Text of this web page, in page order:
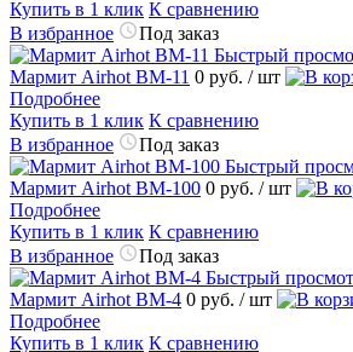
Купить в 1 клик К сравнению
В избранное
Под заказ
Быстрый
Мармит Airhot BM-11 0 руб. / шт
Подробнее
Купить в 1 клик К сравнению
В избранное
Под заказ
Быстрый
Мармит Airhot BM-100 0 руб. / шт
Подробнее
Купить в 1 клик К сравнению
В избранное
Под заказ
Быстрый
Мармит Airhot BM-4 0 руб. / шт
Подробнее
Купить в 1 клик К сравнению